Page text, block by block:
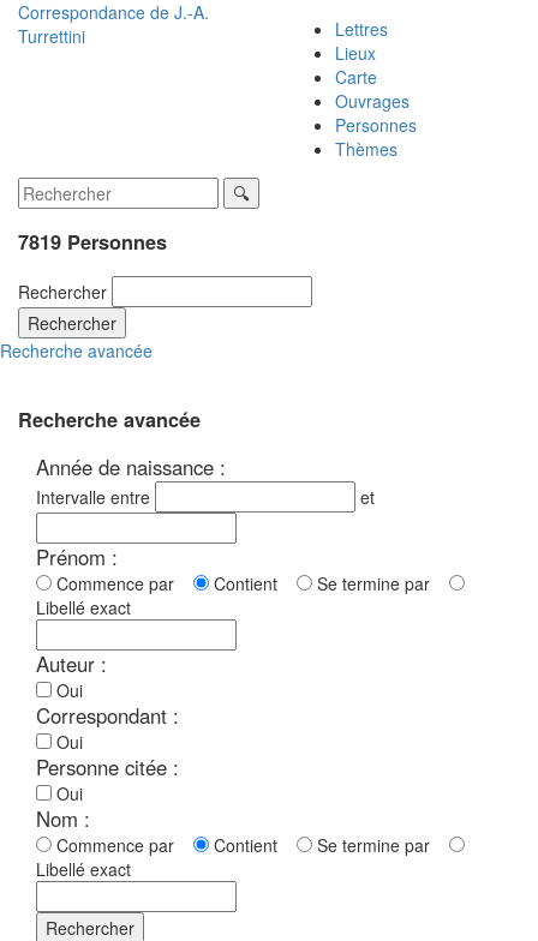
Correspondance de J.-A.
Turrettini
Lettres
Lieux
Carte
Ouvrages
Personnes
Thèmes
7819 Personnes
Rechercher
Rechercher
Recherche avancée
Recherche avancée
Année de naissance :
Intervalle entre et
Prénom :
Commence par Contient
Se termine par
Libellé exact
Auteur :
Oui
Correspondant :
Oui
Personne citée :
Oui
Nom :
Commence par Contient
Se termine par
Libellé exact
Rechercher